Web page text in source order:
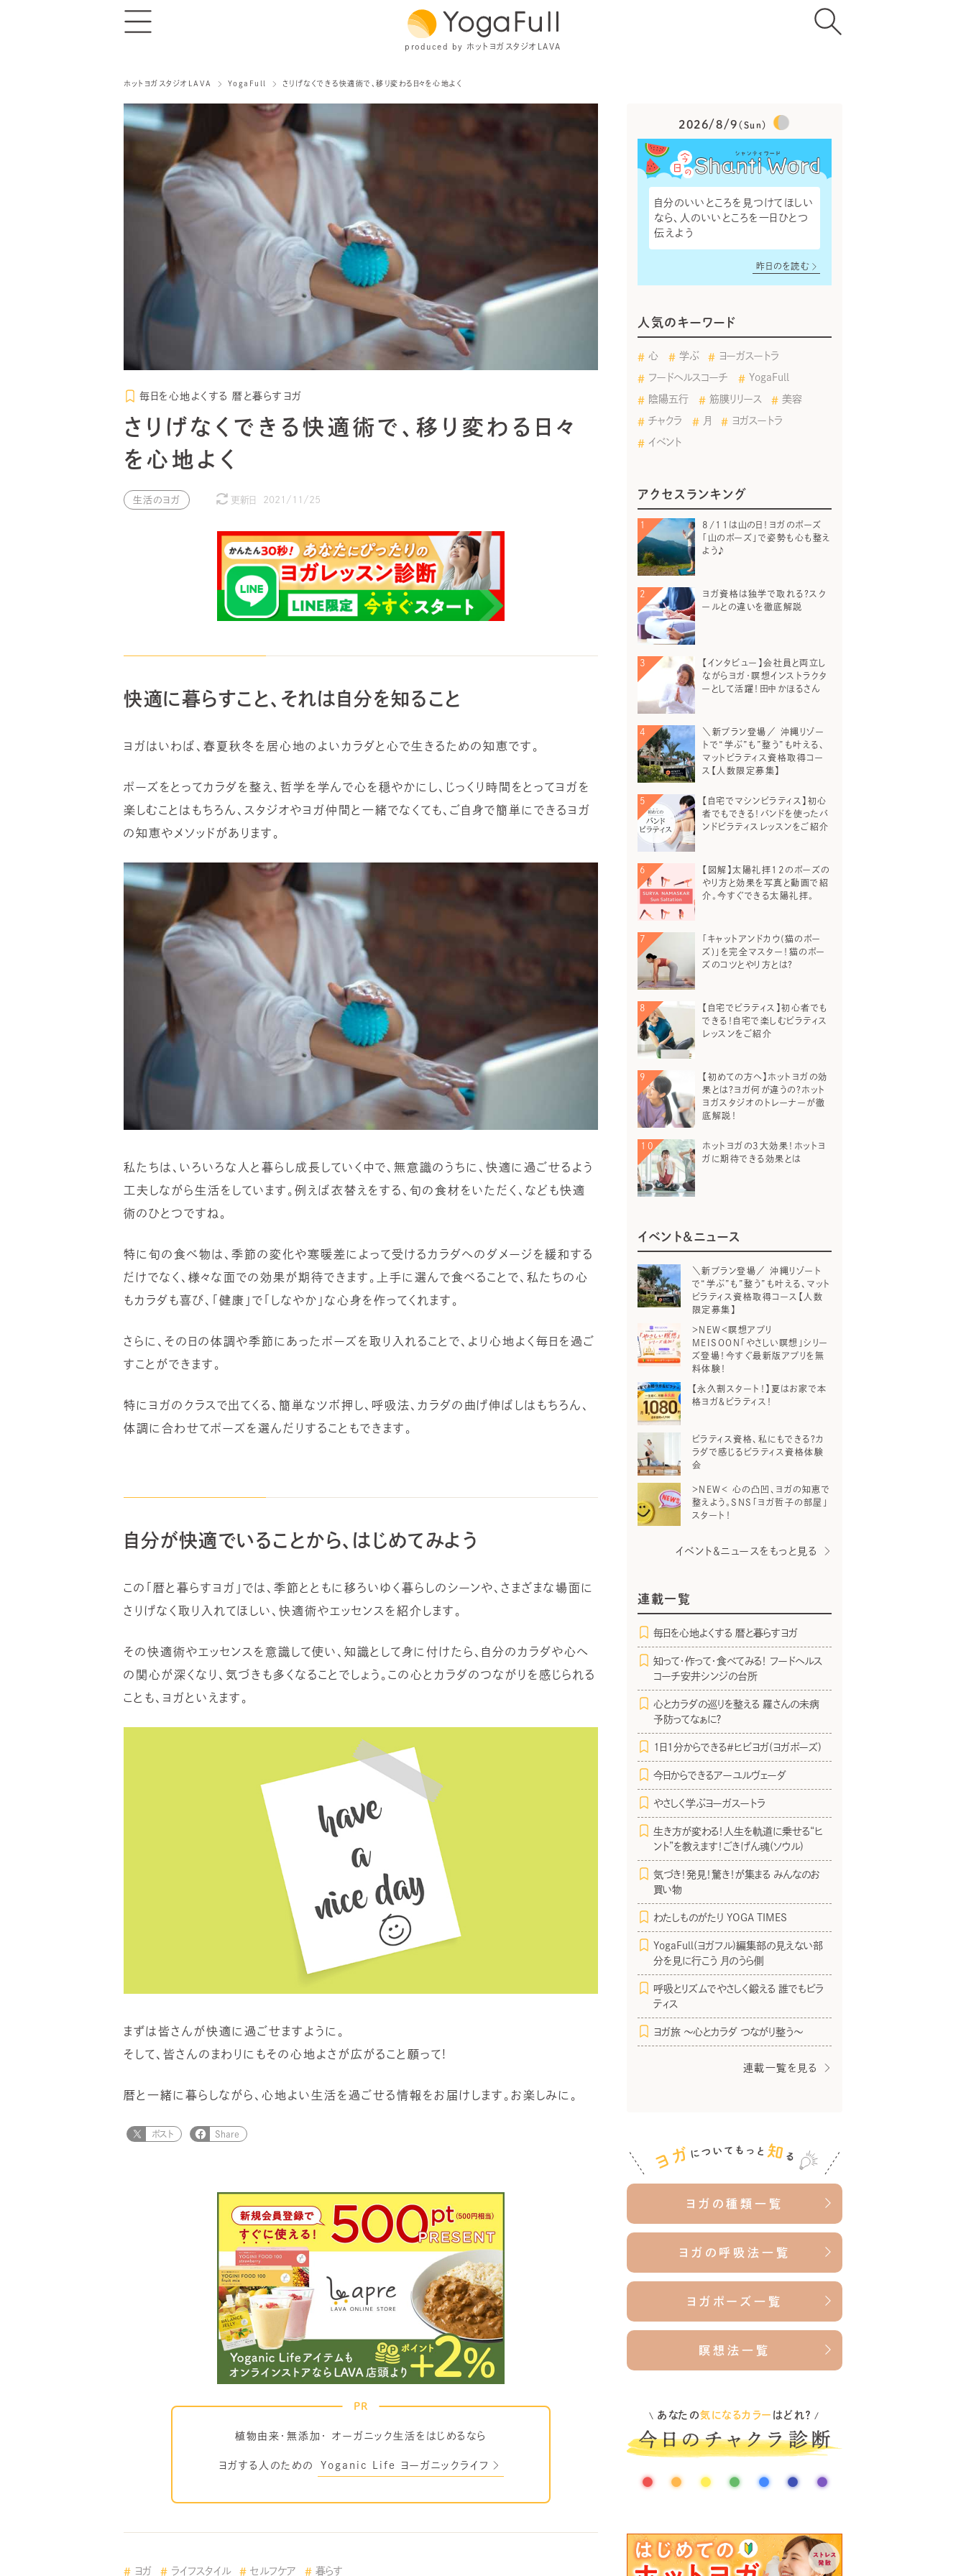
produced by ホットヨガスタジオLAVA
ホットヨガスタジオLAVA YogaFull さりげなくできる快適術で、移り変わる日々を心地よく
毎日を心地よくする 暦と暮らすヨガ
さりげなくできる快適術で、移り変わる日々
を心地よく
生活のヨガ 更新日 2021/11/25
快適に暮らすこと、それは自分を知ること
ヨガはいわば、春夏秋冬を居心地のよいカラダと心で生きるための知恵です。
ポーズをとってカラダを整え、哲学を学んで心を穏やかにし、じっくり時間をとってヨガを
楽しむことはもちろん、スタジオやヨガ仲間と一緒でなくても、ご自身で簡単にできるヨガ
の知恵やメソッドがあります。
私たちは、いろいろな人と暮らし成長していく中で、無意識のうちに、快適に過ごせるよう
工夫しながら生活をしています。例えば衣替えをする、旬の食材をいただく、なども快適
術のひとつですね。
特に旬の食べ物は、季節の変化や寒暖差によって受けるカラダへのダメージを緩和する
だけでなく、様々な面での効果が期待できます。上手に選んで食べることで、私たちの心
もカラダも喜び、「健康」で「しなやか」な心身を作ってくれます。
さらに、その日の体調や季節にあったポーズを取り入れることで、より心地よく毎日を過ご
すことができます。
特にヨガのクラスで出てくる、簡単なツボ押し、呼吸法、カラダの曲げ伸ばしはもちろん、
体調に合わせてポーズを選んだりすることもできます。
自分が快適でいることから、はじめてみよう
この「暦と暮らすヨガ」では、季節とともに移ろいゆく暮らしのシーンや、さまざまな場面に
さりげなく取り入れてほしい、快適術やエッセンスを紹介します。
その快適術やエッセンスを意識して使い、知識として身に付けたら、自分のカラダや心へ
の関心が深くなり、気づきも多くなることでしょう。この心とカラダのつながりを感じられる
ことも、ヨガといえます。
まずは皆さんが快適に過ごせますように。
そして、皆さんのまわりにもその心地よさが広がること願って!
暦と一緒に暮らしながら、心地よい生活を過ごせる情報をお届けします。お楽しみに。
ポスト Share
PR
植物由来・無添加・ オーガニック生活をはじめるなら
ヨガする人のための Yoganic Life ヨーガニックライフ
ヨガ ライフスタイル セルフケア 暮らす
2026/8/9 （Sun）
自分のいいところを見つけてほしい
なら、人のいいところを一日ひとつ
伝えよう
昨日のを読む
人気のキーワード
心 学ぶ ヨーガスートラ
フードヘルスコーチ YogaFull
陰陽五行 筋膜リリース 美容
チャクラ 月 ヨガスートラ
イベント
アクセスランキング
8/11は山の日！ヨガのポーズ
「山のポーズ」で姿勢も心も整え
よう♪
ヨガ資格は独学で取れる？スク
ールとの違いを徹底解説
【インタビュー】会社員と両立し
ながらヨガ・瞑想インストラクタ
ーとして活躍！田中かほるさん
＼新プラン登場／ 沖縄リゾー
トで“学ぶ”も”整う”も叶える、
マットピラティス資格取得コー
ス【人数限定募集】
【自宅でマシンピラティス】初心
者でもできる！バンドを使ったバ
ンドピラティスレッスンをご紹介
【図解】太陽礼拝12のポーズの
やり方と効果を写真と動画で紹
介。今すぐできる太陽礼拝。
「キャットアンドカウ(猫のポー
ズ)」を完全マスター！猫のポー
ズのコツとやり方とは？
【自宅でピラティス】初心者でも
できる！自宅で楽しむピラティス
レッスンをご紹介
【初めての方へ】ホットヨガの効
果とは？ヨガ何が違うの？ホット
ヨガスタジオのトレーナーが徹
底解説！
ホットヨガの3大効果！ホットヨ
ガに期待できる効果とは
イベント＆ニュース
＼新プラン登場／ 沖縄リゾート
で“学ぶ”も”整う”も叶える、マット
ピラティス資格取得コース【人数
限定募集】
＞NEW＜瞑想アプリ
MEISOON「やさしい瞑想」シリー
ズ登場！今すぐ最新版アプリを無
料体験！
【永久割スタート！】夏はお家で本
格ヨガ＆ピラティス！
ピラティス資格、私にもできる？カ
ラダで感じるピラティス資格体験
会
＞NEW＜ 心の凸凹、ヨガの知恵で
整えよう。SNS「ヨガ哲子の部屋」
スタート！
イベント＆ニュースをもっと見る
連載一覧
毎日を心地よくする 暦と暮らすヨガ
知って・作って・食べてみる！ フードヘルス
コーチ安井シンジの台所
心とカラダの巡りを整える 羅さんの未病
予防ってなぁに？
1日1分からできる＃ヒビヨガ(ヨガポーズ)
今日からできるアーユルヴェーダ
やさしく学ぶヨーガスートラ
生き方が変わる！人生を軌道に乗せる“ヒ
ント”を教えます！ごきげん魂(ソウル)
気づき！発見！驚き！が集まる みんなのお
買い物
わたしものがたり YOGA TIMES
YogaFull(ヨガフル)編集部の見えない部
分を見に行こう 月のうら側
呼吸とリズムでやさしく鍛える 誰でもピラ
ティス
ヨガ旅 〜心とカラダ つながり整う〜
連載一覧を見る
ヨガの種類一覧
ヨガの呼吸法一覧
ヨガポーズ一覧
瞑想法一覧
\あなたの気になるカラー はどれ？ /
● ● ● ● ● ● ●